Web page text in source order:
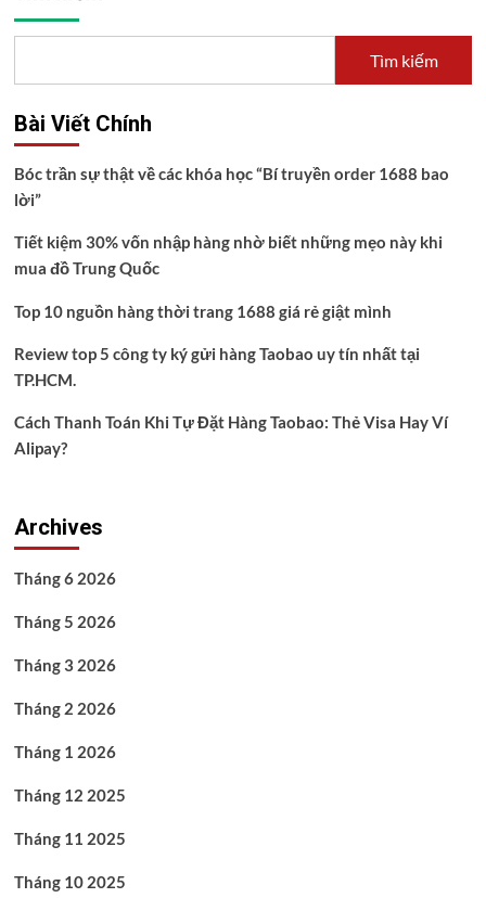
viết
Tìm kiếm
Bài Viết Chính
Bóc trần sự thật về các khóa học “Bí truyền order 1688 bao
lời”
Tiết kiệm 30% vốn nhập hàng nhờ biết những mẹo này khi
mua đồ Trung Quốc
Top 10 nguồn hàng thời trang 1688 giá rẻ giật mình
Review top 5 công ty ký gửi hàng Taobao uy tín nhất tại
TP.HCM.
Cách Thanh Toán Khi Tự Đặt Hàng Taobao: Thẻ Visa Hay Ví
Alipay?
Archives
Tháng 6 2026
Tháng 5 2026
Tháng 3 2026
Tháng 2 2026
Tháng 1 2026
Tháng 12 2025
Tháng 11 2025
Tháng 10 2025